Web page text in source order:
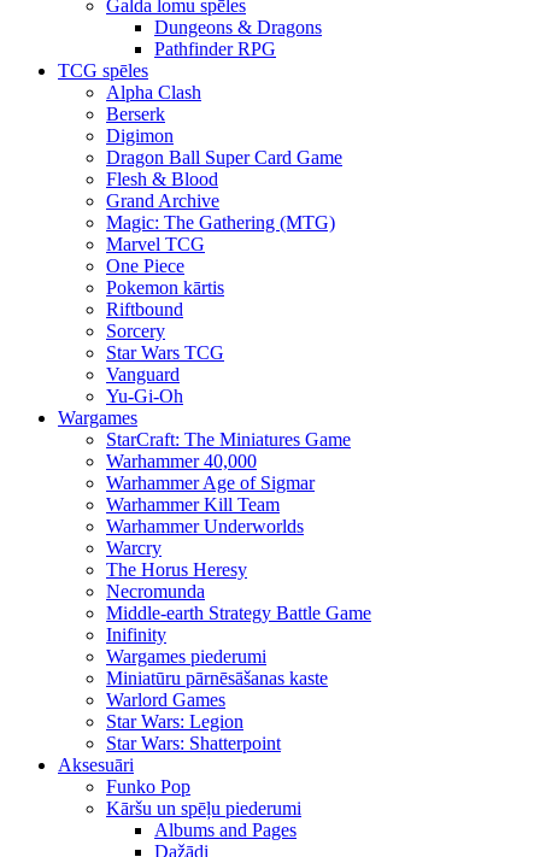
Galda lomu spēles
Dungeons & Dragons
Pathfinder RPG
TCG spēles
Alpha Clash
Berserk
Digimon
Dragon Ball Super Card Game
Flesh & Blood
Grand Archive
Magic: The Gathering (MTG)
Marvel TCG
One Piece
Pokemon kārtis
Riftbound
Sorcery
Star Wars TCG
Vanguard
Yu-Gi-Oh
Wargames
StarCraft: The Miniatures Game
Warhammer 40,000
Warhammer Age of Sigmar
Warhammer Kill Team
Warhammer Underworlds
Warcry
The Horus Heresy
Necromunda
Middle-earth Strategy Battle Game
Inifinity
Wargames piederumi
Miniatūru pārnēsāšanas kaste
Warlord Games
Star Wars: Legion
Star Wars: Shatterpoint
Aksesuāri
Funko Pop
Kāršu un spēļu piederumi
Albums and Pages
Dažādi